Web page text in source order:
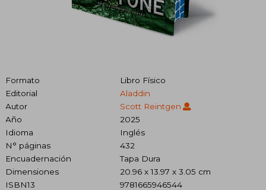
Formato
Libro Físico
Editorial
Aladdin
Autor
Scott Reintgen
Año
2025
Idioma
Inglés
N° páginas
432
Encuadernación
Tapa Dura
Dimensiones
20.96 x 13.97 x 3.05 cm
ISBN13
9781665946544